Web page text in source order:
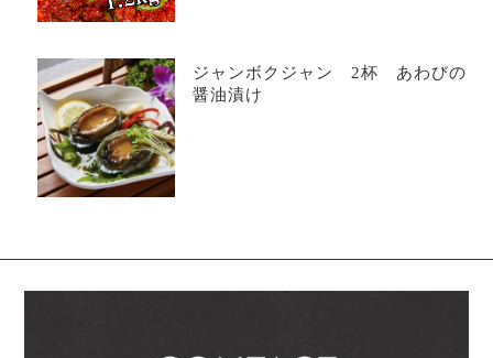
ジャンボクジャン 2杯 あわびの
醤油漬け